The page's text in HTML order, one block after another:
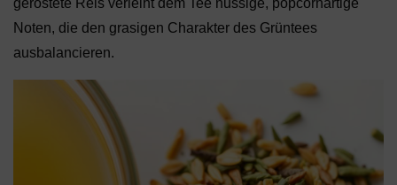
Noten, die den grasigen Charakter des Grüntees
ausbalancieren.